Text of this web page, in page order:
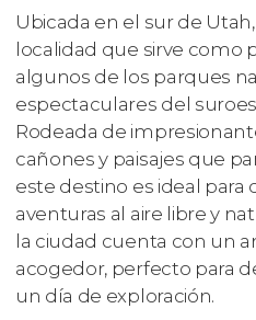
Ubicada en el sur de
localidad que sirve como
algunos de los parques
espectaculares del
Rodeada de
cañones y paisajes que
este destino es ideal para
aventuras al aire libre y
la ciudad cuenta con un
acogedor, perfecto para
un día de exploración.